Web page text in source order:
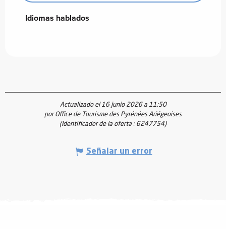
Idiomas hablados
Idiomas hablados
Actualizado el 16 junio 2026 a 11:50
por Office de Tourisme des Pyrénées Ariégeoises
(Identificador de la oferta : 6247754)
Señalar un error